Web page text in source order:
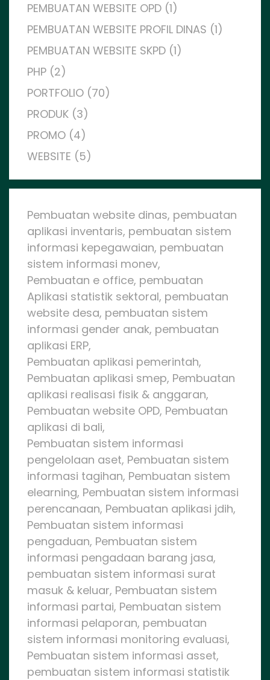
PEMBUATAN WEBSITE OPD (1)
PEMBUATAN WEBSITE PROFIL DINAS (1)
PEMBUATAN WEBSITE SKPD (1)
PHP (2)
PORTFOLIO (70)
PRODUK (3)
PROMO (4)
WEBSITE (5)
Pembuatan website dinas, pembuatan
aplikasi inventaris, pembuatan sistem
informasi kepegawaian, pembuatan
sistem informasi monev,
Pembuatan e office, pembuatan
Aplikasi statistik sektoral, pembuatan
website desa, pembuatan sistem
informasi gender anak, pembuatan
aplikasi ERP,
Pembuatan aplikasi pemerintah,
Pembuatan aplikasi smep, Pembuatan
aplikasi realisasi fisik & anggaran,
Pembuatan website OPD, Pembuatan
aplikasi di bali,
Pembuatan sistem informasi
pengelolaan aset, Pembuatan sistem
informasi tagihan, Pembuatan sistem
elearning, Pembuatan sistem informasi
perencanaan, Pembuatan aplikasi jdih,
Pembuatan sistem informasi
pengaduan, Pembuatan sistem
informasi pengadaan barang jasa,
pembuatan sistem informasi surat
masuk & keluar, Pembuatan sistem
informasi partai, Pembuatan sistem
informasi pelaporan, pembuatan
sistem informasi monitoring evaluasi,
Pembuatan sistem informasi asset,
pembuatan sistem informasi statistik